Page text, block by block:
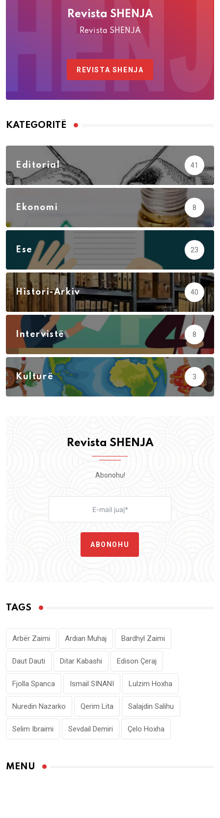
Revista SHENJA
Revista SHENJA
REVISTA SHENJA
KATEGORITË
Editorial 41
Ekonomi 8
Ese 23
Histori-Arkiv 40
Intervistë 8
Kulturë 3
Revista SHENJA
Abonohu!
ABONOHU
TAGS
Arbër Zaimi Ardian Muhaj Bardhyl Zaimi
Daut Dauti Ditar Kabashi Edison Çeraj
Fjolla Spanca Ismail SINANI Lulzim Hoxha
Nuredin Nazarko Qerim Lita Salajdin Salihu
Selim Ibraimi Sevdail Demiri Çelo Hoxha
MENU